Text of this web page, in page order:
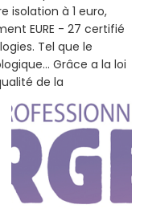
isolation à 1 euro,
EURE - 27 certifié
Tel que le
Grâce a la loi
de la